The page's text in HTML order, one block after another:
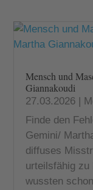
Mensch und
Giannakoudi
27.03.2026
Finde den
Gemini/
diffuses
urteilsfähig zu
wussten